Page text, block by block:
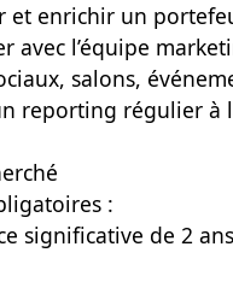
et enrichir un
avec l’équipe
salons,
reporting régulier à
:
significative de 2